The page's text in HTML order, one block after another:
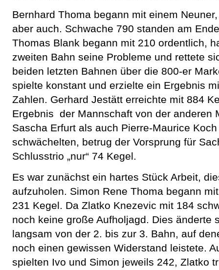
Bernhard Thoma begann mit einem
aber auch. Schwache 790 standen am
Thomas Blank begann mit 210 ordentlich,
zweiten Bahn seine Probleme und rettete
beiden letzten Bahnen über die 800-er
spielte konstant und erzielte ein Ergebnis
Zahlen. Gerhard Jestätt erreichte mit 884
Ergebnis der Mannschaft von der anderen
Sascha Erfurt als auch Pierre-Maurice
schwächelten, betrug der Vorsprung für
Schlusstrio „nur“ 74 Kegel.
Es war zunächst ein hartes Stück Arbeit,
aufzuholen. Simon Rene Thoma begann
231 Kegel. Da Zlatko Knezevic mit 184
noch keine große Aufholjagd. Dies änderte
langsam von der 2. bis zur 3. Bahn, auf
noch einen gewissen Widerstand leistete.
spielten Ivo und Simon jeweils 242, Zlatko